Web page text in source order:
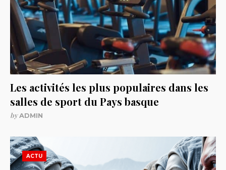
Les activités les plus populaires dans les
salles de sport du Pays basque
byADMIN
ACTU